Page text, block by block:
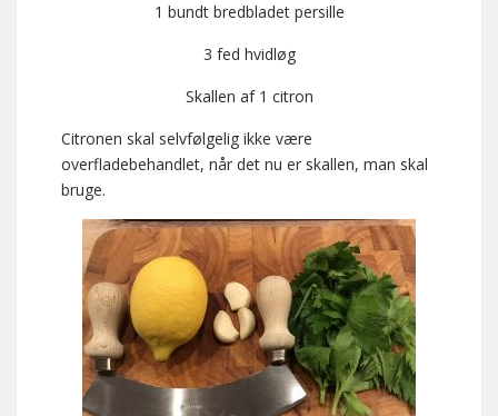
1 bundt bredbladet persille
3 fed hvidløg
Skallen af 1 citron
Citronen skal selvfølgelig ikke være
overfladebehandlet, når det nu er skallen, man skal
bruge.